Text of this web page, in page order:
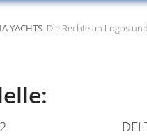
YACHTS. Die Rechte an Logos